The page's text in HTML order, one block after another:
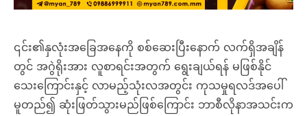
၎င်း၏နှလုံးအခြေအနေကို စစ်ဆေးပြီးနောက် လက်ရှိအချိန်
တွင် အဂွဲရိုးအား လူစာရင်းအတွက် ရွေးချယ်ရန် မဖြစ်နိုင်
သေးကြောင်းနှင့် လာမည့်သုံးလအတွင်း ကုသမှုရလဒ်အပေါ်
မူတည်၍ ဆုံးဖြတ်သွားမည်ဖြစ်ကြောင်း ဘာစီလိုနာအသင်းက